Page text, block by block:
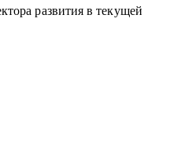
развития в текущей